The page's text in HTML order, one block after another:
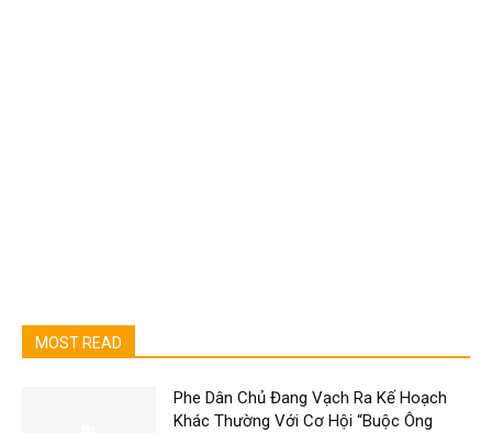
MOST READ
Phe Dân Chủ Đang Vạch Ra Kế Hoạch
Khác Thường Với Cơ Hội “Buộc Ông